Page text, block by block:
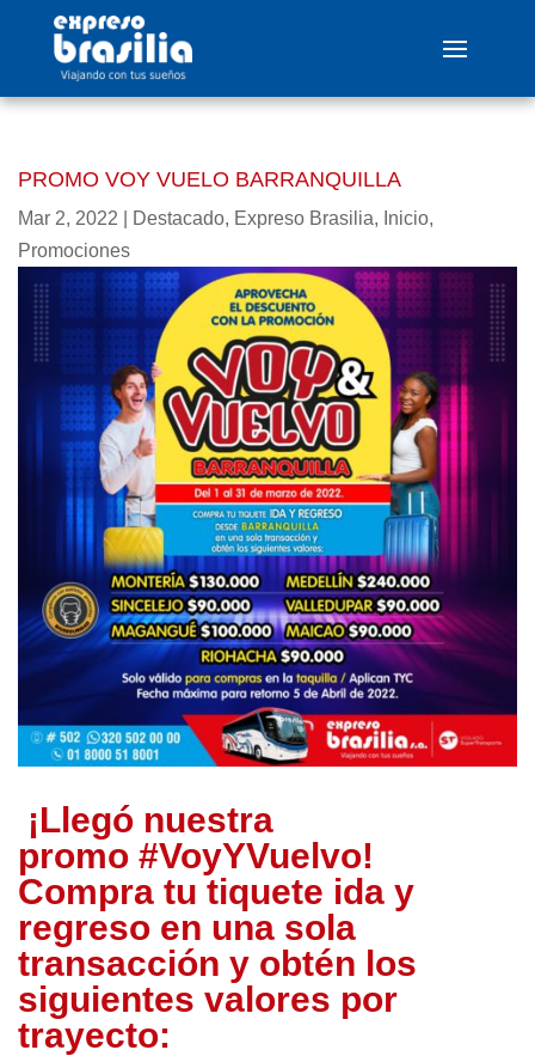
PROMO VOY VUELO BARRANQUILLA
Mar 2, 2022 Destacado, Expreso Brasilia, Inicio,
Promociones
¡Llegó nuestra
promo #VoyYVuelvo!
Compra tu tiquete ida y
regreso en una sola
transacción y obtén los
siguientes valores por
trayecto: